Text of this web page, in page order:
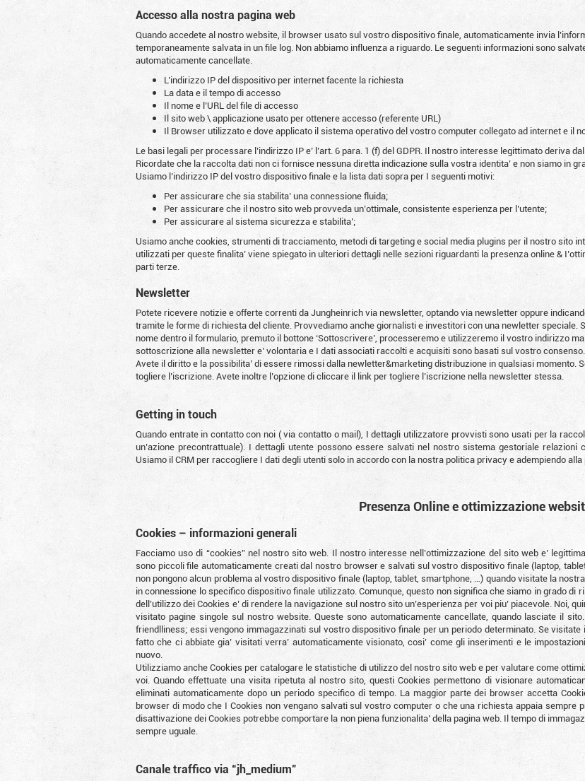
Accesso alla nostra pagina web
Quando accedete al nostro website, il browser usato sul vostro dispositivo finale, automaticamente invia
temporaneamente salvata in un file log. Non abbiamo influenza a riguardo. Le seguenti informazioni sono
automaticamente cancellate.
L’indirizzo IP del dispositivo per internet facente la richiesta
La data e il tempo di accesso
Il nome e l’URL del file di accesso
Il sito web \ applicazione usato per ottenere accesso (referente URL)
Il Browser utilizzato e dove applicato il sistema operativo del vostro computer collegato ad internet e il
Le basi legali per processare l’indirizzo IP e’ l’art. 6 para. 1 (f) del GDPR. Il nostro interesse legittimato deriva
Ricordate che la raccolta dati non ci fornisce nessuna diretta indicazione sulla vostra identita’ e non siamo in
Usiamo l’indirizzo IP del vostro dispositivo finale e la lista dati sopra per I seguenti motivi:
Per assicurare che sia stabilita’ una connessione fluida;
Per assicurare che il nostro sito web provveda un’ottimale, consistente esperienza per l’utente;
Per assicurare al sistema sicurezza e stabilita’;
Usiamo anche cookies, strumenti di tracciamento, metodi di targeting e social media plugins per il nostro sito
utilizzati per queste finalita’ viene spiegato in ulteriori dettagli nelle sezioni riguardanti la presenza online &
parti terze.
Newsletter
Potete ricevere notizie e offerte correnti da Jungheinrich via newsletter, optando via newsletter oppure
tramite le forme di richiesta del cliente. Provvediamo anche giornalisti e investitori con una newletter speciale.
nome dentro il formulario, premuto il bottone ‘Sottoscrivere’, processeremo e utilizzeremo il vostro indirizzo
sottoscrizione alla newsletter e’ volontaria e I dati associati raccolti e acquisiti sono basati sul vostro consenso.
Avete il diritto e la possibilita’ di essere rimossi dalla newletter&marketing distribuzione in qualsiasi momento.
togliere l’iscrizione. Avete inoltre l’opzione di cliccare il link per togliere l’iscrizione nella newsletter stessa.
Getting in touch
Quando entrate in contatto con noi ( via contatto o mail), I dettagli utilizzatore provvisti sono usati per la
un’azione precontrattuale). I dettagli utente possono essere salvati nel nostro sistema gestoriale relazioni
Usiamo il CRM per raccogliere I dati degli utenti solo in accordo con la nostra politica privacy e adempiendo
Presenza Online e ottimizzazione
Cookies – informazioni generali
Facciamo uso di “cookies” nel nostro sito web. Il nostro interesse nell’ottimizzazione del sito web e’
sono piccoli file automaticamente creati dal nostro browser e salvati sul vostro dispositivo finale (laptop,
non pongono alcun problema al vostro dispositivo finale (laptop, tablet, smartphone, …) quando visitate la
in connessione lo specifico dispositivo finale utilizzato. Comunque, questo non significa che siamo in grado di
dell’utilizzo dei Cookies e’ di rendere la navigazione sul nostro sito un’esperienza per voi piu’ piacevole. Noi,
visitato pagine singole sul nostro website. Queste sono automaticamente cancellate, quando lasciate il
friendlliness; essi vengono immagazzinati sul vostro dispositivo finale per un periodo determinato. Se
fatto che ci abbiate gia’ visitati verra’ automaticamente visionato, cosi’ come gli inserimenti e le
nuovo.
Utilizziamo anche Cookies per catalogare le statistiche di utilizzo del nostro sito web e per valutare come
voi. Quando effettuate una visita ripetuta al nostro sito, questi Cookies permettono di visionare
eliminati automaticamente dopo un periodo specifico di tempo. La maggior parte dei browser accetta
browser di modo che I Cookies non vengano salvati sul vostro computer o che una richiesta appaia sempre
disattivazione dei Cookies potrebbe comportare la non piena funzionalita’ della pagina web. Il tempo di
sempre uguale.
Canale traffico via “jh_medium”